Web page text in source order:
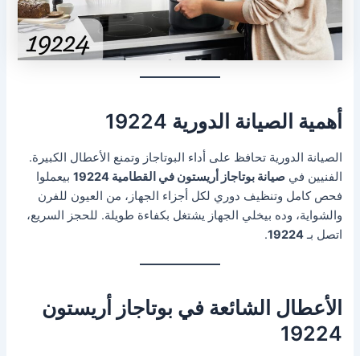
أهمية الصيانة الدورية 19224
الصيانة الدورية تحافظ على أداء البوتاجاز وتمنع الأعطال الكبيرة.
الفنيين فيصيانة بوتاجاز أريستون في القطامية 19224
بيعملوا
فحص كامل وتنظيف دوري لكل أجزاء الجهاز، من العيون للفرن
والشواية، وده بيخلي الجهاز يشتغل بكفاءة طويلة. للحجز السريع،
اتصل بـ19224
.
الأعطال الشائعة في بوتاجاز أريستون
19224